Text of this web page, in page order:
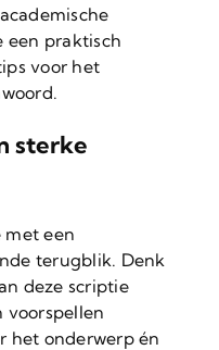
een praktisch
voor het
sterke
met een
terugblik. Denk
deze scriptie
voorspellen
het onderwerp én